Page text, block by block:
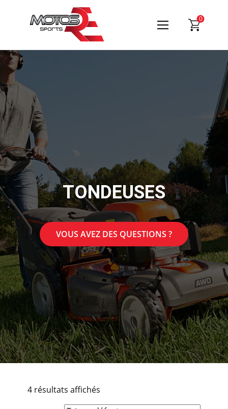
0
TONDEUSES
VOUS AVEZ DES QUESTIONS ?
4 résultats affichés